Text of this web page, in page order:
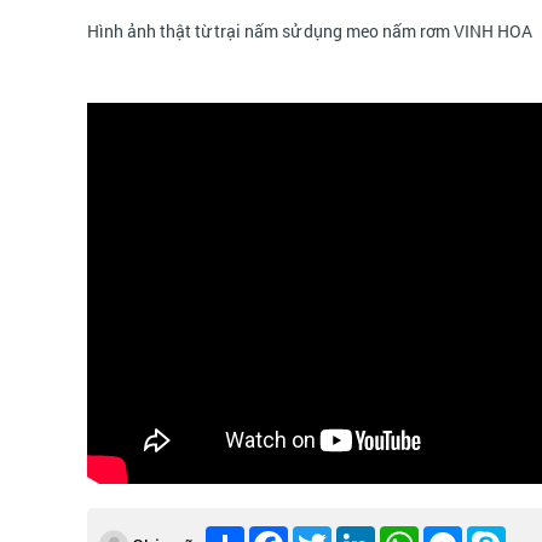
Hình ảnh thật từ trại nấm sử dụng meo nấm rơm VINH HOA
Chia FacebookTwitterLinkedInWhatsApp